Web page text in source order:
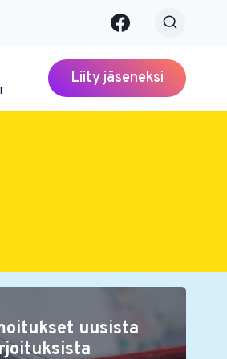
Liity jäseneksi
uusista